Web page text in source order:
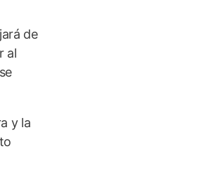
de
al
y la